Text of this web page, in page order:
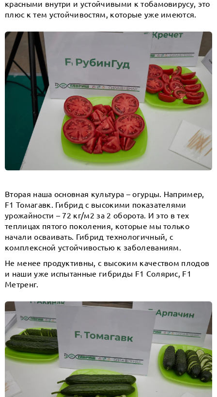
красными внутри и устойчивыми к тобамовирусу, это
плюс к тем устойчивостям, которые уже имеются.
Вторая наша основная культура – огурцы. Например,
F1 Томагавк. Гибрид с высокими показателями
урожайности – 72 кг/м2 за 2 оборота. И это в тех
теплицах пятого поколения, которые мы только
начали осваивать. Гибрид технологичный, с
комплексной устойчивостью к заболеваниям.
Не менее продуктивны, с высоким качеством плодов
и наши уже испытанные гибриды F1 Солярис, F1
Метренг.